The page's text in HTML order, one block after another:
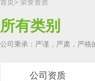
首页> 荣誉资质
所有类别
公司秉承：严谨，严肃，严格
公司资质